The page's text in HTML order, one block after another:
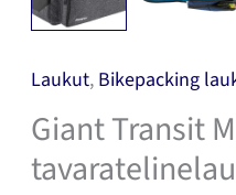
Laukut, Bikepacking
Giant Transit